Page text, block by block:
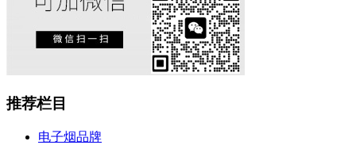
推荐栏目
电子烟品牌